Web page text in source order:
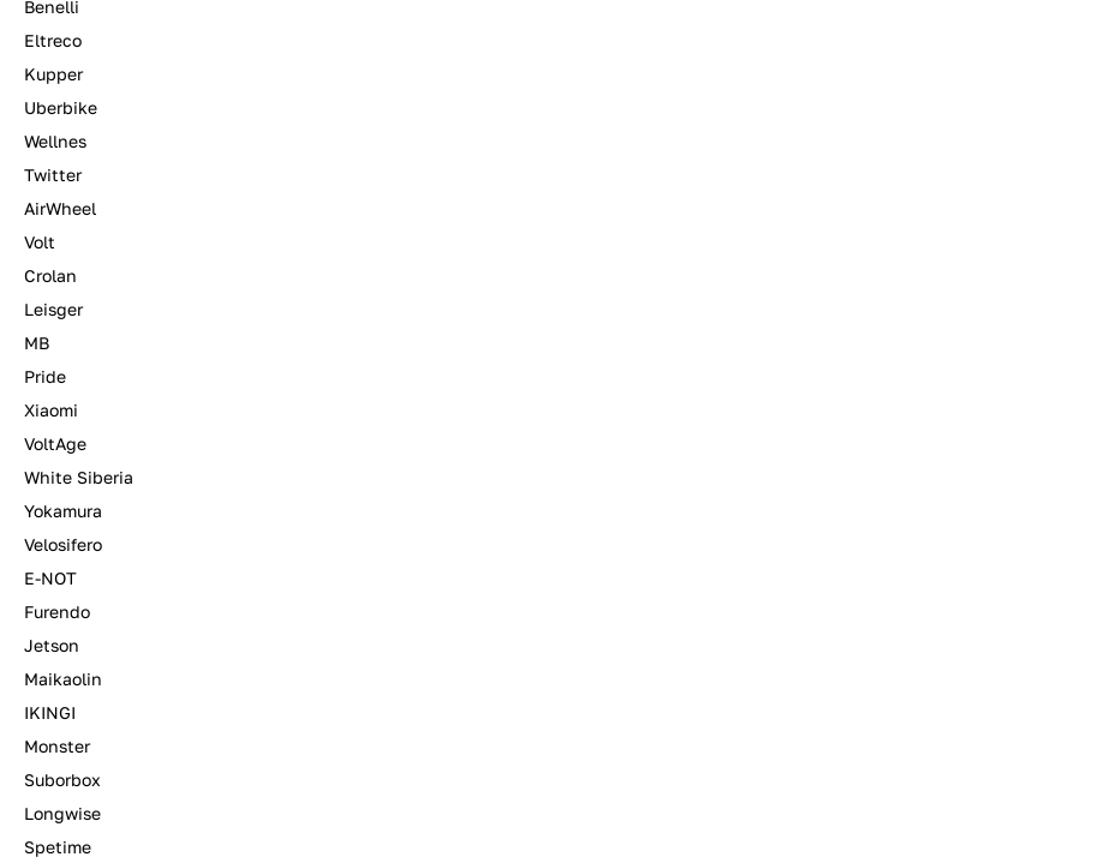
Benelli
Eltreco
Kupper
Uberbike
Wellnes
Twitter
AirWheel
Volt
Crolan
Leisger
MB
Pride
Xiaomi
VoltAge
White Siberia
Yokamura
Velosifero
E-NOT
Furendo
Jetson
Maikaolin
IKINGI
Monster
Suborbox
Longwise
Spetime